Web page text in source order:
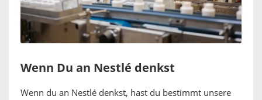
Wenn Du an Nestlé denkst
Wenn du an Nestlé denkst, hast du bestimmt unsere